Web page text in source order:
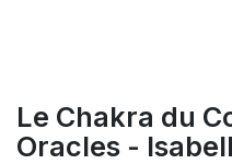
Le Chakra du
Oracles -